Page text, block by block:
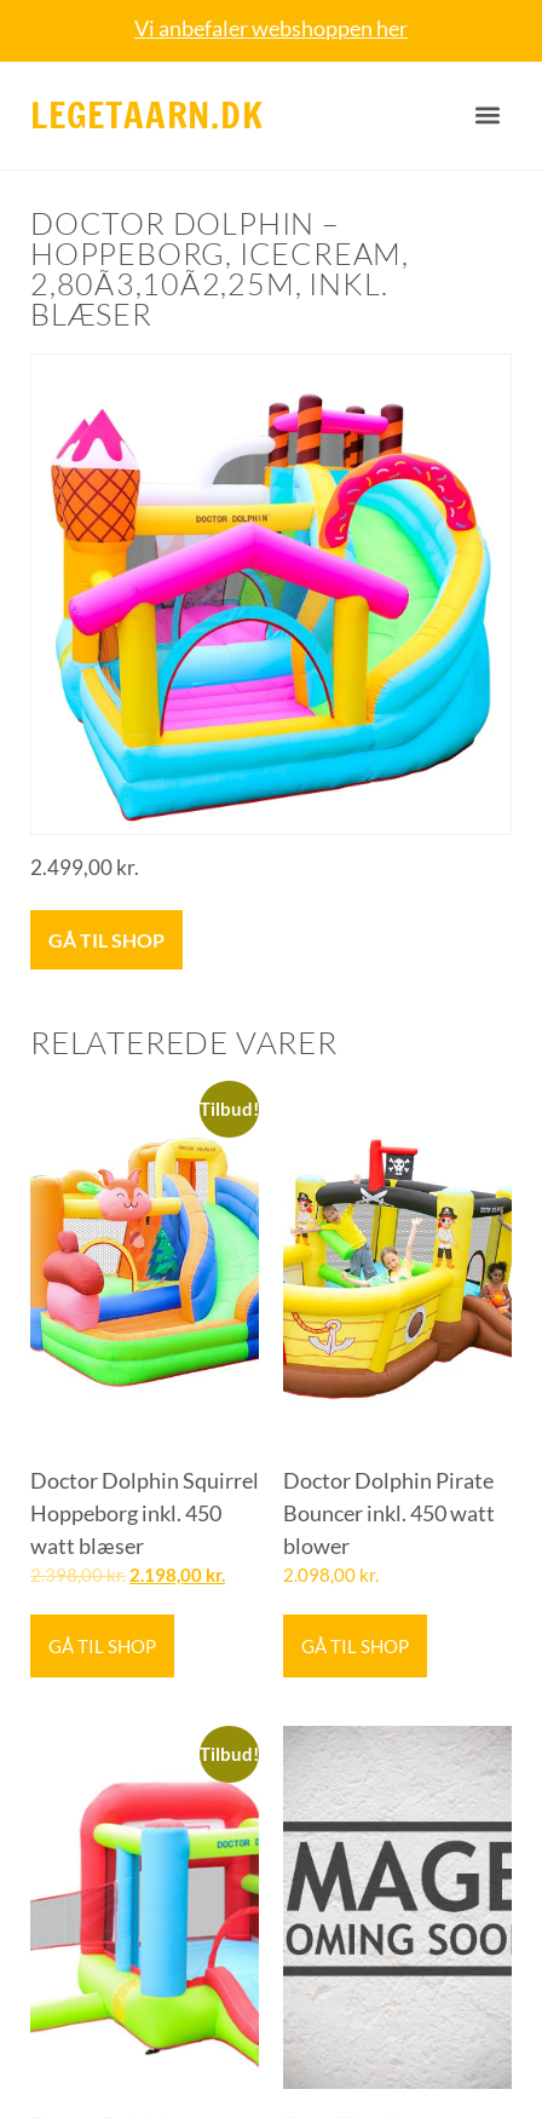
Vi anbefaler webshoppen her
LEGETAARN.DK
DOCTOR DOLPHIN –
HOPPEBORG, ICECREAM,
2,80Ã3,10Ã2,25M, INKL.
BLÆSER
2.499,00kr.
GÅ TIL SHOP
RELATEREDE VARER
Tilbud!
Doctor Dolphin Squirrel
Hoppeborg inkl. 450
watt blæser
2.398,00kr. 2.198,00 kr.
GÅ TIL SHOP
Doctor Dolphin Pirate
Bouncer inkl. 450 watt
blower
2.098,00 kr.
GÅ TIL SHOP
Tilbud!